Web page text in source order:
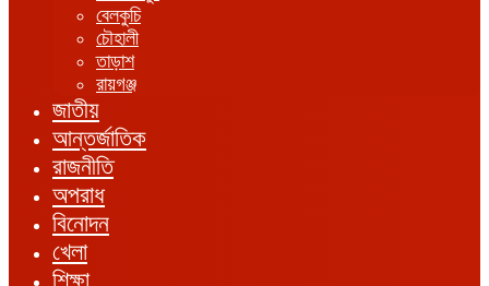
বেলকুচি
চৌহালী
তাড়াশ
রায়গঞ্জ
জাতীয়
আন্তর্জাতিক
রাজনীতি
অপরাধ
বিনোদন
খেলা
শিক্ষা